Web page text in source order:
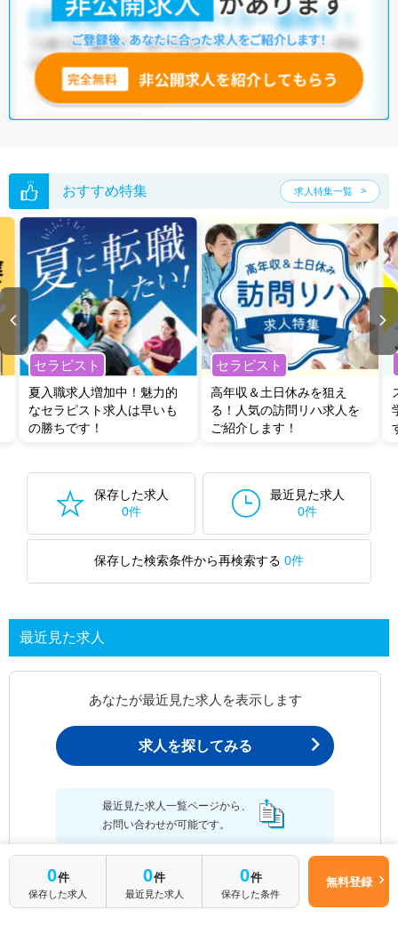
おすすめ特集 求人特集一覧
セラピスト
夏入職求人増加中！魅力的
なセラピスト求人は早いも
の勝ちです！
セラピスト
高年収＆土日休みを狙え
る！人気の訪問リハ求人を
ご紹介します！
保存した求人
0件
最近見た求人
0件
保存した検索条件から再検索する 0件
最近見た求人
あなたが最近見た求人を表示します
求人を探してみる
最近見た求人一覧ページから、
お問い合わせが可能です。
最近見た求人一覧
0件
保存した求人
0件
最近見た求人
0件
保存した条件
無料登録